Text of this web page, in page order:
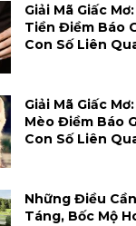
Giải Mã Giấc
Tiền Điềm Báo
Con Số Liên
Giải Mã Giấc
Mèo Điềm Báo
Con Số Liên
Những Điều
Táng, Bốc Mộ